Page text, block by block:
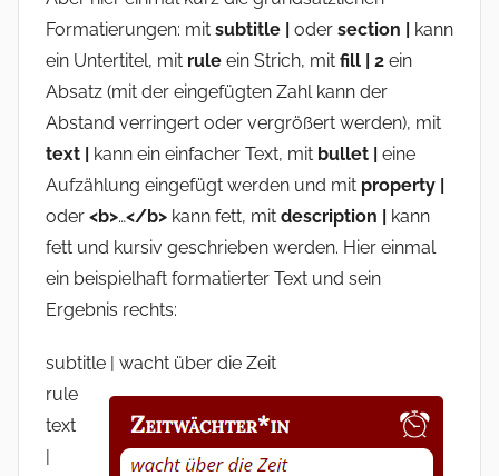
Formatierungen: mit subtitle | oder section |
kann
ein Untertitel, mit rule ein Strich, mit fill | 2 ein
Absatz (mit der eingefügten Zahl kann der
Abstand verringert oder vergrößert werden), mit
text |
kann ein einfacher Text, mit bullet |
eine
Aufzählung eingefügt werden und mit property |
oder <b>…</b> kann fett, mit description |
kann
fett und kursiv geschrieben werden. Hier einmal
ein beispielhaft formatierter Text und sein
Ergebnis rechts:
subtitle | wacht über die Zeit
rule
text